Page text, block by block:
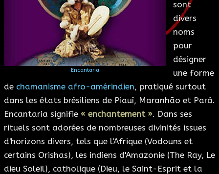
ESOTÉRISME
BLOG
A PROPOS
Encantaria
sont
divers
noms
pour
désigner
une forme
de chamanisme afro-amérindien, pratiqué surtout
dans les états brésiliens de Piauí, Maranhão et Pará.
Encantaria signifie « enchantement ». Dans ses
rituels sont adorées de nombreuses divinités issues
d'horizons divers, tels que l'Afrique (Vodouns et
certains Orishas), les indiens d'Amazonie (The Ray, Le
dieu Soleil), catholique (Dieu, le Saint-Esprit et la